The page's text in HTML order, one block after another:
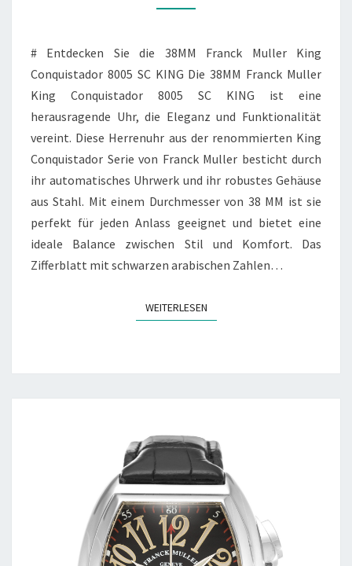
8005
KING
# Entdecken Sie die 38MM Franck Muller King
Conquistador 8005 SC KING Die 38MM Franck Muller
King Conquistador 8005 SC KING ist eine
herausragende Uhr, die Eleganz und Funktionalität
vereint. Diese Herrenuhr aus der renommierten King
Conquistador Serie von Franck Muller besticht durch
ihr automatisches Uhrwerk und ihr robustes Gehäuse
aus Stahl. Mit einem Durchmesser von 38 MM ist sie
perfekt für jeden Anlass geeignet und bietet eine
ideale Balance zwischen Stil und Komfort. Das
Zifferblatt mit schwarzen arabischen Zahlen…
WEITERLESENWEITERLESEN